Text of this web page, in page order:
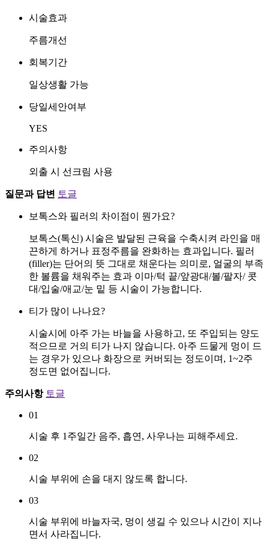
시술효과
주름개선
회복기간
일상생활 가능
당일세안여부
YES
주의사항
외출 시 선크림 사용
질문과 답변 토글
보톡스와 필러의 차이점이 뭔가요?
보톡스(톡신) 시술은 발달된 근육을 수축시켜 라인을 매
끈하게 하거나 표정주름을 완화하는 효과입니다. 필러
(filler)는 단어의 뜻 그대로 채운다는 의미로, 얼굴의 부족
한 볼륨을 채워주는 효과 이마/턱 끝/앞광대/볼/팔자/ 콧
대/입술/애교/눈 밑 등 시술이 가능합니다.
티가 많이 나나요?
시술시에 아주 가는 바늘을 사용하고, 또 주입되는 양도
적으므로 거의 티가 나지 않습니다. 아주 드물게 멍이 드
는 경우가 있으나 화장으로 커버되는 정도이며, 1~2주
정도면 없어집니다.
주의사항 토글
01
시술 후 1주일간 음주, 흡연, 사우나는 피해주세요.
02
시술 부위에 손을 대지 않도록 합니다.
03
시술 부위에 바늘자국, 멍이 생길 수 있으나 시간이 지나
면서 사라집니다.